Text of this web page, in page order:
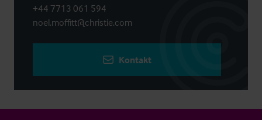
+44 7713 061 594
noel.moffitt@christie.com
Kontakt